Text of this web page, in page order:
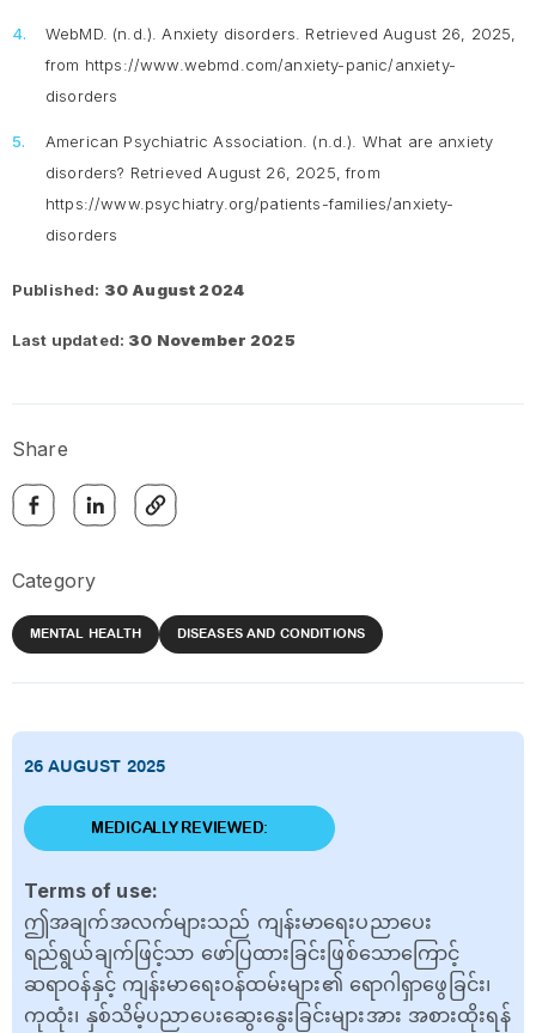
WebMD. (n.d.). Anxiety disorders.
Retrieved August 26, 2025,
from https://www.webmd.com/anxiety-panic/anxiety-
disorders
American Psychiatric Association. (n.d.). What are anxiety
disorders? Retrieved August 26, 2025, from
https://www.psychiatry.org/patients-families/anxiety-
disorders
Published: 30 August 2024
Last updated: 30 November 2025
Share
Category
MENTAL HEALTH DISEASES AND CONDITIONS
26 AUGUST 2025
MEDICALLY REVIEWED:
Terms of use:
ဤအချက်အလက်များသည် ကျန်းမာရေးပညာပေး
ရည်ရွယ်ချက်ဖြင့်သာ ဖော်ပြထားခြင်းဖြစ်သောကြောင့်
ဆရာဝန်နှင့် ကျန်းမာရေးဝန်ထမ်းများ၏ ရောဂါရှာဖွေခြင်း၊
ကုထုံး၊ နှစ်သိမ့်ပညာပေးဆွေးနွေးခြင်းများအား အစားထိုးရန်